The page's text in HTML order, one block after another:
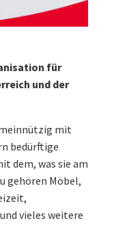
für
und der
mit
bedürftige
dem, was sie am
gehören Möbel,
vieles weitere